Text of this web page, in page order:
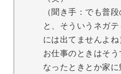
（聞き手：でも普
と、そういうネガ
には出てませんよね
お仕事のときはそ
なったときとか家